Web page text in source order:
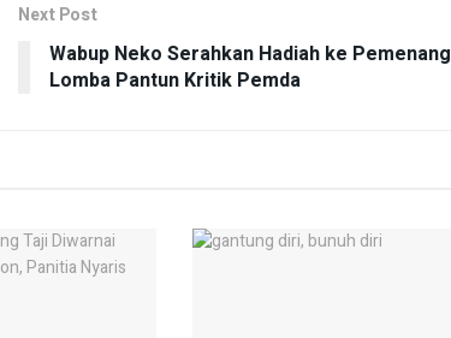
Next Post
Wabup Neko Serahkan Hadiah ke Pemenang
Lomba Pantun Kritik Pemda